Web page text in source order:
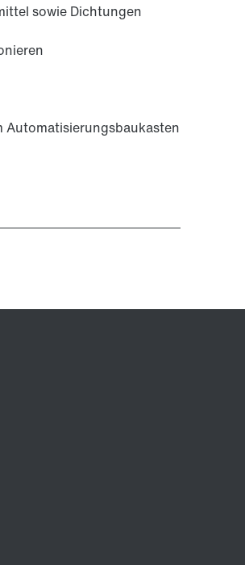
sowie Dichtungen
Automatisierungsbaukasten